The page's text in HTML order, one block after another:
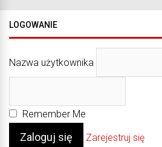
LOGOWANIE
Nazwa użytkownika
Remember Me
Zarejestruj się